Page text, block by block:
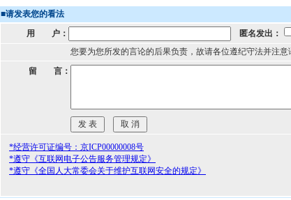
■请发表您的看法
用 户：
匿名发出：
您要为您所发的言论的后果负责，故请各位遵纪守法并注意
留 言：
*经营许可证编号：京ICP00000008号
*遵守《互联网电子公告服务管理规定》
*遵守《全国人大常委会关于维护互联网安全的规定》